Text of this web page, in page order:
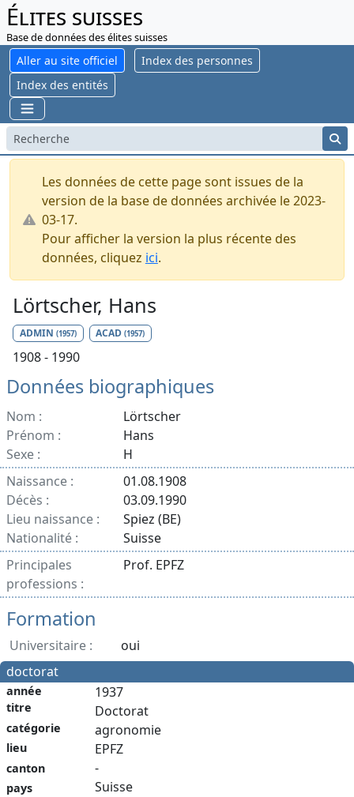
Élites suisses
Base de données des élites suisses
Aller au site officiel
Index des personnes
Index des entités
Les données de cette page sont issues de la
version de la base de données archivée le 2023-
03-17.
Pour afficher la version la plus récente des
données, cliquez ici.
Lörtscher, Hans
ADMIN (1957) ACAD(1957)
1908 - 1990
Données biographiques
Nom :
Lörtscher
Prénom :
Hans
Sexe :
H
Naissance :
01.08.1908
Décès :
03.09.1990
Lieu naissance :
Spiez (BE)
Nationalité :
Suisse
Principales
professions :
Prof. EPFZ
Formation
Universitaire :
oui
doctorat
année
titre
catégorie
lieu
canton
pays
1937
Doctorat
agronomie
EPFZ
-
Suisse